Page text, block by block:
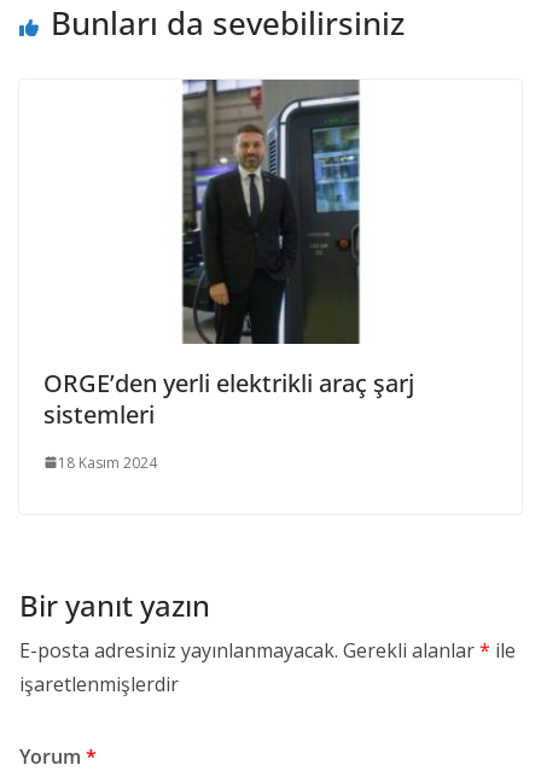
Bunları da sevebilirsiniz
ORGE’den yerli elektrikli araç şarj
sistemleri
18 Kasım 2024
Bir yanıt yazın
E-posta adresiniz yayınlanmayacak. Gerekli alanlar* ile
işaretlenmişlerdir
Yorum *